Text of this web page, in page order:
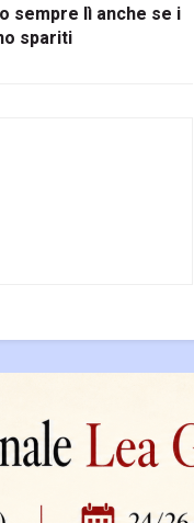
sempre lì anche se i
spariti